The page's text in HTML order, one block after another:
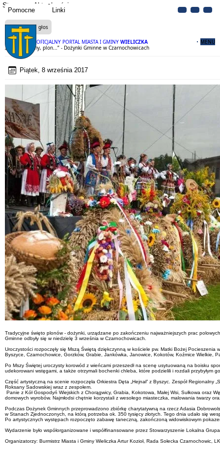
Pomocne Linki
OFICJALNY PORTAL MIASTA I GMINY WIELICZKA MENU
Strona Aktualności
Czytaj na głos
„Plon niesiemy, plon...” - Dożynki Gminne w Czarnochowicach
Piątek, 8 września 2017
Tradycyjne święto plonów - dożynki, urządzane po zakończeniu najważniejszych prac
Gminne odbyły się w niedzielę 3 września w Czarnochowicach.
Uroczystości rozpoczęły się Mszą Świętą dziękczynną w kościele pw. Matki Bożej
Byszyce, Czarnochowice, Gorzków, Grabie, Jankówka, Janowice, Kokotów, Koźmice Wielkie,
Po Mszy Świętej uroczysty korowód z wieńcami przeszedł na scenę usytuowaną na boisku
udekorowani wstęgami, a także otrzymali bochenki chleba, które podzielili i rozdali przybyłym
Część artystyczną na scenie rozpoczęła Orkiestra Dęta „Hejnał” z Byszyc. Zespół
Roksany Sadowskiej wraz z zespołem.
Panie z Kół Gospodyń Wiejskich z Chorągwicy, Grabia, Kokotowa, Małej Wsi, Sułkowa oraz
domowych wyrobów. Najmłodsi chętnie korzystali z wesołego miasteczka, malowania twarzy
Podczas Dożynek Gminnych przeprowadzono zbiórkę charytatywną na rzecz Adasia
w Stanach Zjednoczonych, na którą potrzeba ok. 350 tysięcy złotych. Tego dnia udało się
Po artystycznych występach rozpoczęto zabawę taneczną, zakończoną widowiskowym
Wydarzenie było współorganizowane i współfinansowane przez Stowarzyszenie Lokalna
Organizatorzy: Burmistrz Miasta i Gminy Wieliczka Artur Kozioł, Rada Sołecka Czarnochowic,